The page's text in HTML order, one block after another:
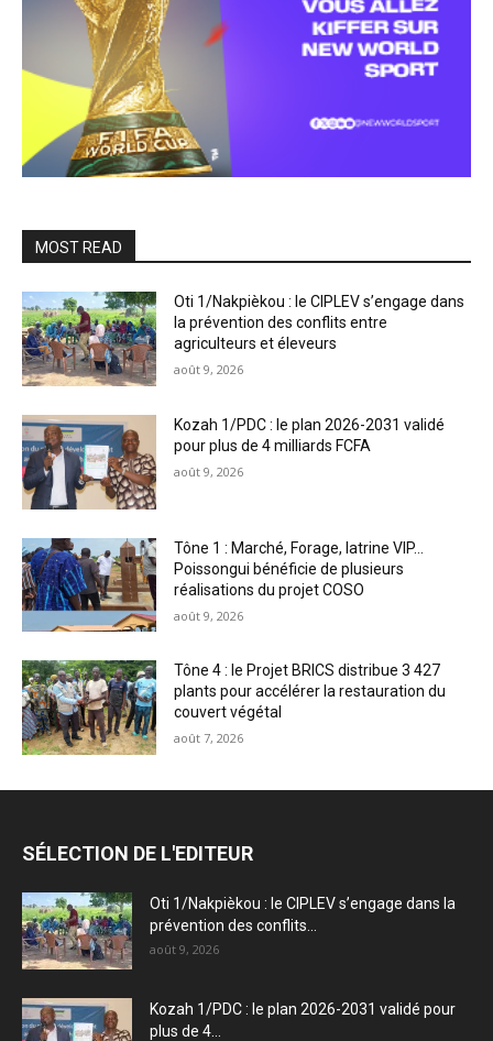
MOST READ
Oti 1/Nakpièkou : le CIPLEV s’engage dans
la prévention des conflits entre
agriculteurs et éleveurs
août 9, 2026
Kozah 1/PDC : le plan 2026-2031 validé
pour plus de 4 milliards FCFA
août 9, 2026
Tône 1 : Marché, Forage, latrine VIP…
Poissongui bénéficie de plusieurs
réalisations du projet COSO
août 9, 2026
Tône 4 : le Projet BRICS distribue 3 427
plants pour accélérer la restauration du
couvert végétal
août 7, 2026
SÉLECTION DE L'EDITEUR
Oti 1/Nakpièkou : le CIPLEV s’engage dans la
prévention des conflits...
août 9, 2026
Kozah 1/PDC : le plan 2026-2031 validé pour
plus de 4...